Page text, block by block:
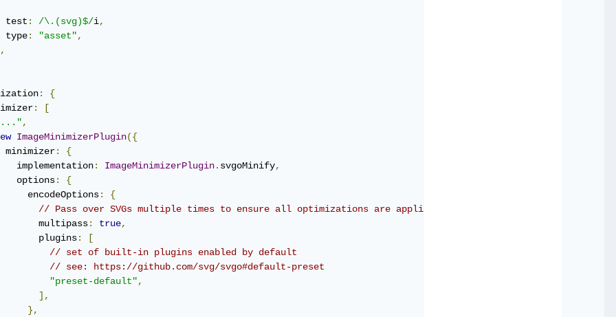
test
: /\.(svg)$/i,
type
: "asset",
:
{
:
[
,
ImageMinimizerPlugin({
minimizer
:
{
implementation
: ImageMinimizerPlugin. svgoMinify,
options
:
{
encodeOptions
:
{
// Pass over SVGs multiple times to ensure all optimizations are applied. False by default
multipass
: true,
plugins
:
[
// set of built-in plugins enabled by default
// see: https://github.com/svg/svgo#default-preset
"preset-default",
],
},